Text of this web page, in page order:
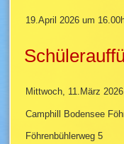
19.April 2026 um
Mittwoch, 11.März
Camphill Bodensee
Föhrenbühlerweg 5